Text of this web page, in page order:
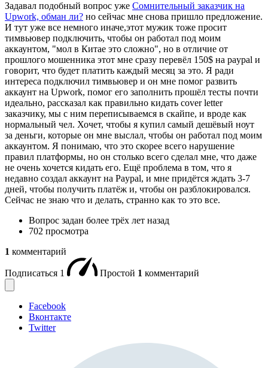
Задавал подобный вопрос уже Сомнительный заказчик на
Upwork, обман ли? но сейчас мне снова пришло предложение.
И тут уже все немного иначе,этот мужик тоже просит
тимвьювер подключить, чтобы он работал под моим
аккаунтом, "мол в Китае это сложно", но в отличие от
прошлого мошенника этот мне сразу перевёл 150$ на paypal и
говорит, что будет платить каждый месяц за это. Я ради
интереса подключил тимвьювер и он мне помог развить
аккаунт на Upwork, помог его заполнить прошёл тесты почти
идеально, рассказал как правильно кидать cover letter
заказчику, мы с ним переписываемся в скайпе, и вроде как
нормальный чел. Хочет, чтобы я купил самый дешёвый ноут
за деньги, которые он мне выслал, чтобы он работал под моим
аккаунтом. Я понимаю, что это скорее всего нарушение
правил платформы, но он столько всего сделал мне, что даже
не очень хочется кидать его. Ещё проблема в том, что я
недавно создал аккаунт на Paypal, и мне придётся ждать 3-7
дней, чтобы получить платёж и, чтобы он разблокировался.
Сейчас не знаю что и делать, странно как то это все.
Вопрос задан более трёх лет назад
702 просмотра
1 комментарий
Подписаться 1 Простой 1 комментарий
Facebook
Вконтакте
Twitter